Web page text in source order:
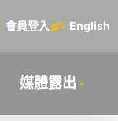
會員登入 English
媒體露出